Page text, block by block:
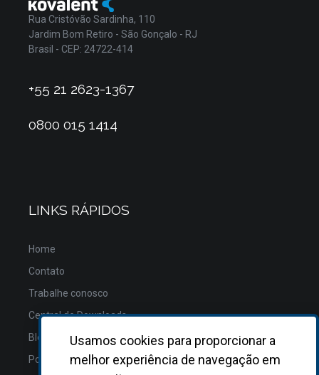
Rua Cristóvão Sardinha, 110
Jardim Bom Retiro - São Gonçalo - RJ
Brasil - CEP: 24722-414
+55 21 2623-1367
0800 015 1414
LINKS RÁPIDOS
Home
Contato
Trabalhe conosco
Central de Downloads
Blog
Política de Privacidade
Usamos cookies para proporcionar a
melhor experiência de navegação em